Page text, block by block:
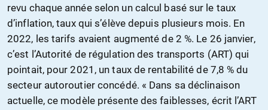
revu chaque année selon un calcul basé sur le taux
d’inflation, taux qui s’élève depuis plusieurs mois. En
2022, les tarifs avaient augmenté de 2 %. Le 26 janvier,
c’est l’Autorité de régulation des transports (ART) qui
pointait, pour 2021, un taux de rentabilité de 7,8 % du
secteur autoroutier concédé. « Dans sa déclinaison
actuelle, ce modèle présente des faiblesses, écrit l’ART